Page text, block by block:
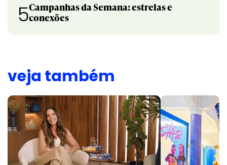
5Campanhas da Semana: estrelas e
conexões
veja também